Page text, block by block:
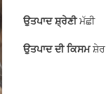
ਉਤਪਾਦ ਸ਼੍ਰੇਣੀਮੱਛੀ
ਉਤਪਾਦ ਦੀ ਕਿਸਮਸ਼ੇਰ